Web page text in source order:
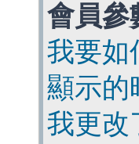
會員參
我要如
顯示的
我更改